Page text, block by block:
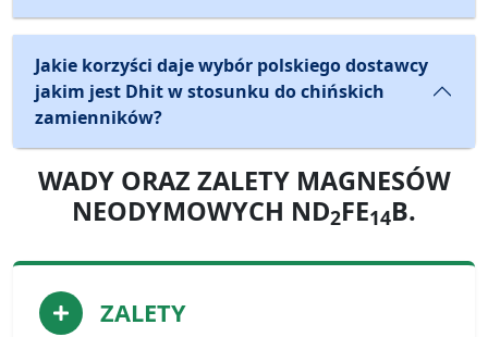
Jakie korzyści daje wybór polskiego dostawcy
jakim jest Dhit w stosunku do chińskich
zamienników?
WADY ORAZ ZALETY MAGNESÓW
NEODYMOWYCH ND2FE14B.
ZALETY